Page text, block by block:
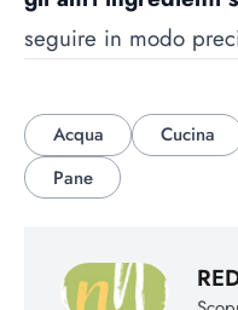
seguire in modo
Acqua
Cucina
Pane